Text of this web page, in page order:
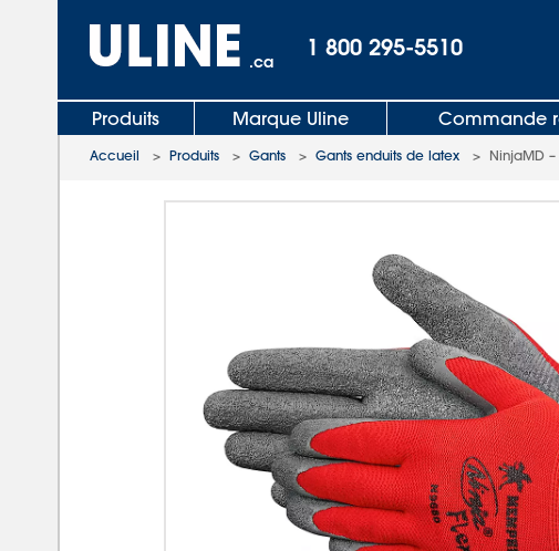
.ca
1 800 295-5510
Produits Marque Uline Commande
Accueil > Produits > Gants > Gants enduits de latex > NinjaMD